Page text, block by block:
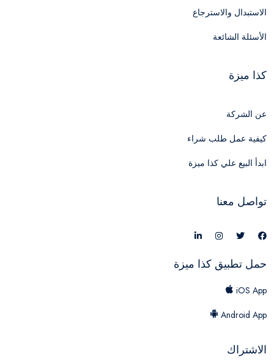
الاستبدال والاسترجاع
الأسئلة الشائعة
كذا ميزة
عن الشركة
كيفية عمل طلب شراء
ابدأ البيع علي كذا ميزة
تواصل معنا
حمل تطبيق كذا ميزة
iOS App
Android App
الاشتراك